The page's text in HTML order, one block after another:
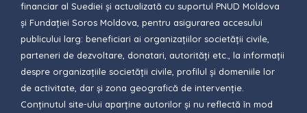
financiar al Suediei și actualizată cu suportul PNUD Moldova
și Fundației Soros Moldova, pentru asigurarea accesului
publicului larg: beneficiari ai organizațiilor societății civile,
parteneri de dezvoltare, donatari, autorități etc., la informații
despre organizațiile societății civile, profilul și domeniile lor
de activitate, dar și zona geografică de intervenție.
Conținutul site-ului aparține autorilor și nu reflectă în mod